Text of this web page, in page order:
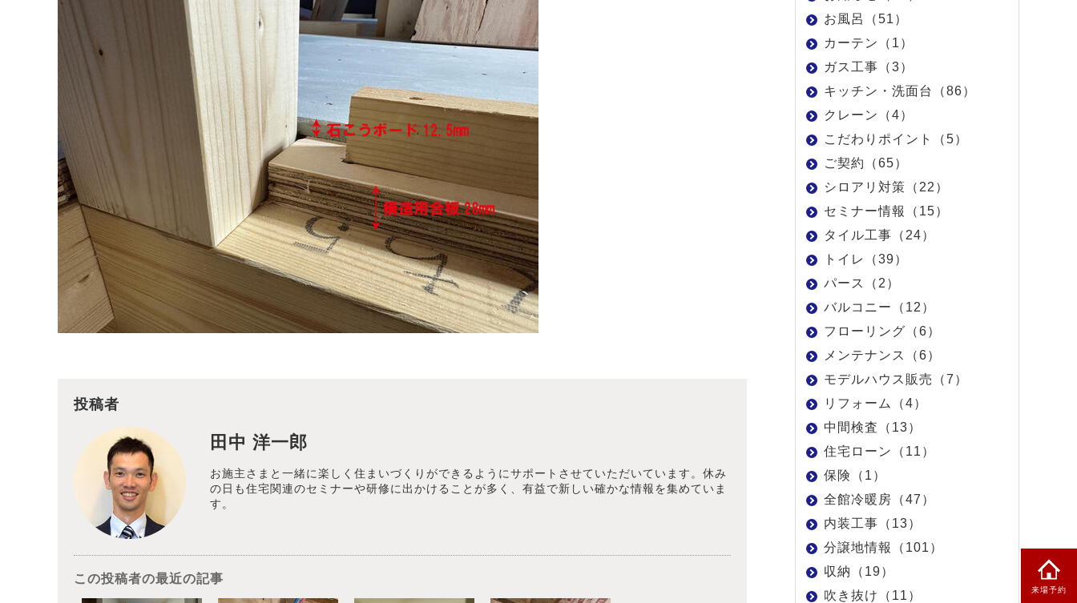
来場予約
投稿者
田中 洋一郎
お施主さまと一緒に楽しく住まいづくりができるようにサポートさせていただいています。休み
の日も住宅関連のセミナーや研修に出かけることが多く、有益で新しい確かな情報を集めていま
す。
この投稿者の最近の記事
お風呂（51）
カーテン（1）
ガス工事（3）
キッチン・洗面台（86）
クレーン（4）
こだわりポイント（5）
ご契約（65）
シロアリ対策（22）
セミナー情報（15）
タイル工事（24）
トイレ（39）
パース（2）
バルコニー（12）
フローリング（6）
メンテナンス（6）
モデルハウス販売（7）
リフォーム（4）
中間検査（13）
住宅ローン（11）
保険（1）
全館冷暖房（47）
内装工事（13）
分譲地情報（101）
収納（19）
吹き抜け（11）